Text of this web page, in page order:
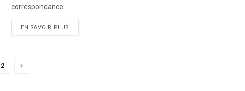
correspondance...
EN SAVOIR PLUS
2